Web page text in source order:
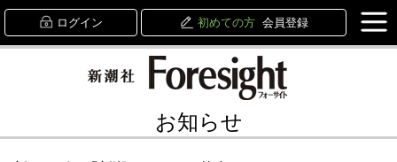
ログイン 初めての方 会員登録
お知らせ